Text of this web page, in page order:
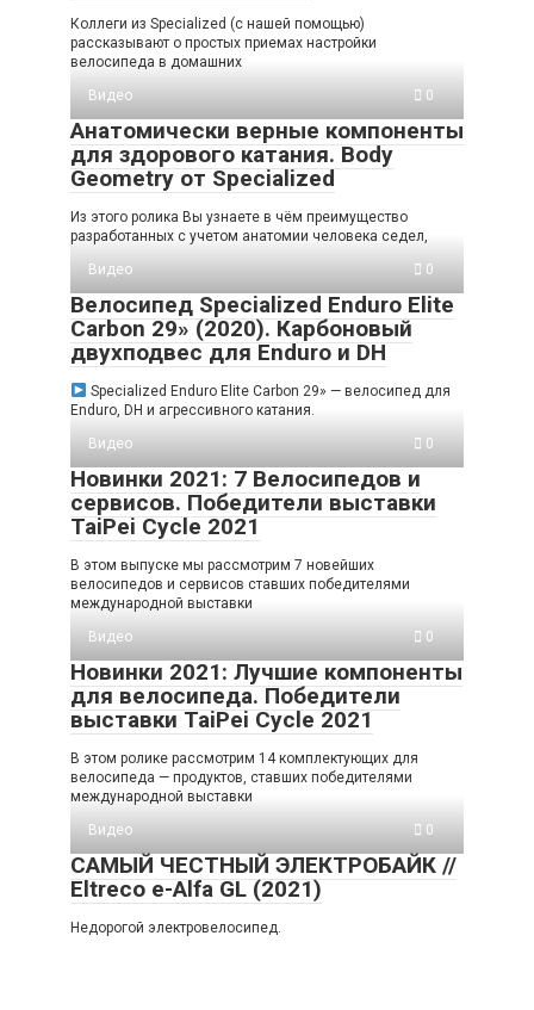
Коллеги из Specialized (с нашей помощью)
рассказывают о простых приемах настройки
велосипеда в домашних
Видео
0
Анатомически верные компоненты
для здорового катания. Body
Geometry от Specialized
Из этого ролика Вы узнаете в чём преимущество
разработанных с учетом анатомии человека седел,
Видео
0
Велосипед Specialized Enduro Elite
Carbon 29» (2020). Карбоновый
двухподвес для Enduro и DH
Specialized Enduro Elite Carbon 29» — велосипед для
Enduro, DH и агрессивного катания.
Видео
0
Новинки 2021: 7 Велосипедов и
сервисов. Победители выставки
TaiPei Cycle 2021
В этом выпуске мы рассмотрим 7 новейших
велосипедов и сервисов ставших победителями
международной выставки
Видео
0
Новинки 2021: Лучшие компоненты
для велосипеда. Победители
выставки TaiPei Cycle 2021
В этом ролике рассмотрим 14 комплектующих для
велосипеда — продуктов, ставших победителями
международной выставки
Видео
0
САМЫЙ ЧЕСТНЫЙ ЭЛЕКТРОБАЙК //
Eltreco e-Alfa GL (2021)
Недорогой электровелосипед.